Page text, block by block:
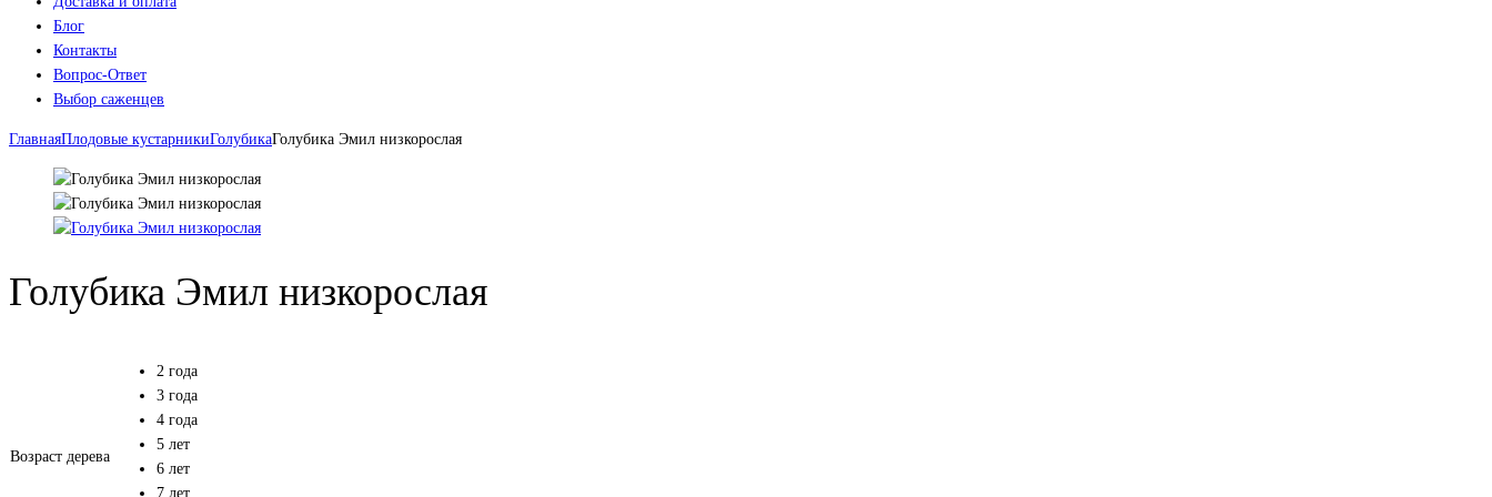
Блог
Контакты
Вопрос-Ответ
Выбор саженцев
ГлавнаяПлодовые кустарникиГолубикаГолубика Эмил низкорослая
Голубика Эмил низкорослая
Возраст дерева
2 года
3 года
4 года
5 лет
6 лет
7 лет